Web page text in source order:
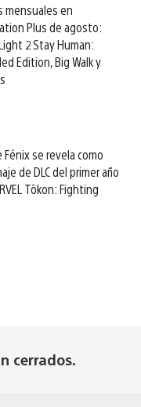
mensuales en
Plus de agosto:
2 Stay Human:
Edition, Big Walk y
Fénix se revela como
de DLC del primer año
Tōkon: Fighting
cerrados.